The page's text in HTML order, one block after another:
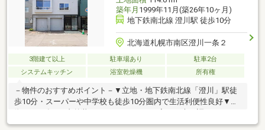
築年月 1999年11月(築26年10ヶ月)
地下鉄南北線 澄川駅 徒歩10分
北海道札幌市南区澄川一条２
3階建て以上 駐車場あり
駐車2台
システムキッチン
浴室乾燥機 所有権
－物件のおすすめポイント－▼立地・地下鉄南北線「澄川」駅徒
歩10分・スーパーや中学校も徒歩10分圏内で生活利便性良好▼特
天井が映える20畳超の大空間LDK・リビング横にはゴロゴロでき